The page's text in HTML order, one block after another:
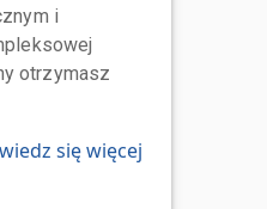
i
otrzymasz
się więcej